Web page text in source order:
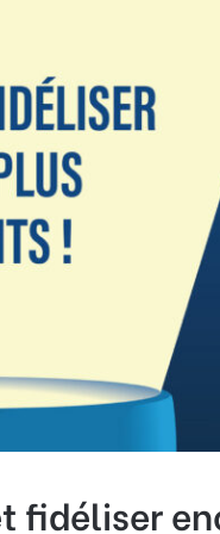
fidéliser